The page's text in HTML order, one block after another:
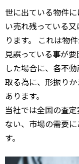
世に出ている物件
い売れ残っている
ります。 これは物
見誤っている事が
した場合に、各不
取る為に、形振り
あります。
当社では全国の査
ない、市場の需要
す。